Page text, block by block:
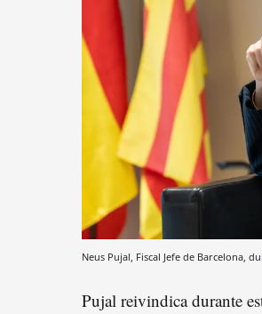
Neus Pujal, Fiscal Jefe de Barcelona,
Pujal reivindica durante